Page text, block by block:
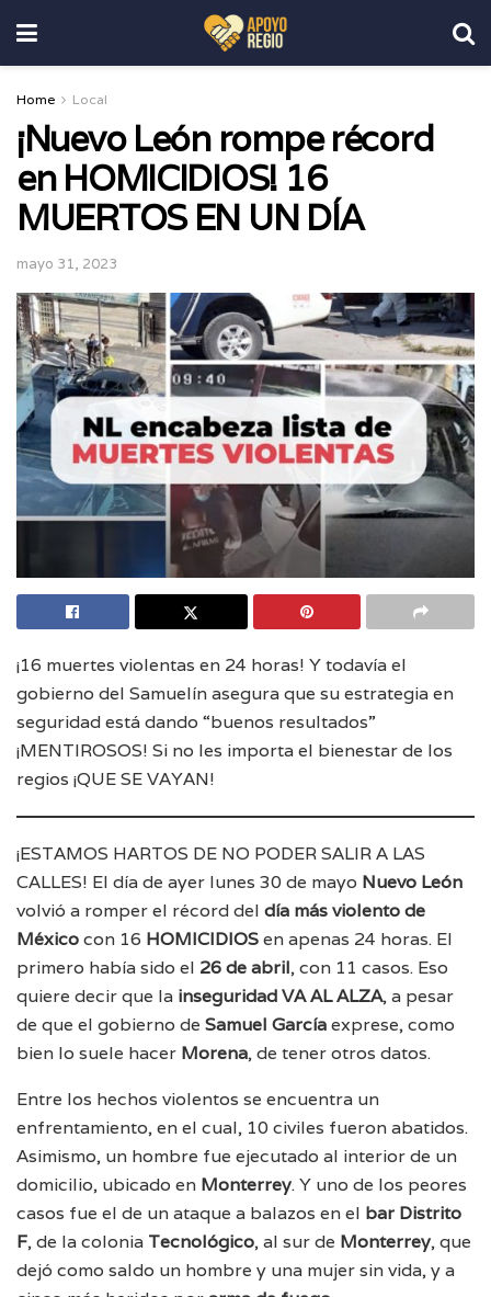
Home Local
¡Nuevo León rompe récord
en HOMICIDIOS! 16
MUERTOS EN UN DÍA
mayo 31, 2023
¡16 muertes violentas en 24 horas! Y todavía el
gobierno del Samuelín asegura que su estrategia en
seguridad está dando “buenos resultados”
¡MENTIROSOS! Si no les importa el bienestar de los
regios ¡QUE SE VAYAN!
¡ESTAMOS HARTOS DE NO PODER SALIR A LAS
CALLES! El día de ayer lunes 30 de mayo Nuevo León
volvió a romper el récord del día más violento de
Méxicocon 16 HOMICIDIOSen apenas 24 horas. El
primero había sido el 26 de abril, con 11 casos. Eso
quiere decir que la inseguridadVA AL ALZA, a pesar
de que el gobierno de Samuel Garcíaexprese, como
bien lo suele hacer Morena, de tener otros datos.
Entre los hechos violentos se encuentra un
enfrentamiento, en el cual, 10 civiles fueron abatidos.
Asimismo, un hombre fue ejecutado al interior de un
domicilio, ubicado en Monterrey. Y uno de los peores
casos fue el de un ataque a balazos en el bar Distrito
F, de la colonia Tecnológico, al sur de Monterrey, que
dejó como saldo un hombre y una mujer sin vida, y a